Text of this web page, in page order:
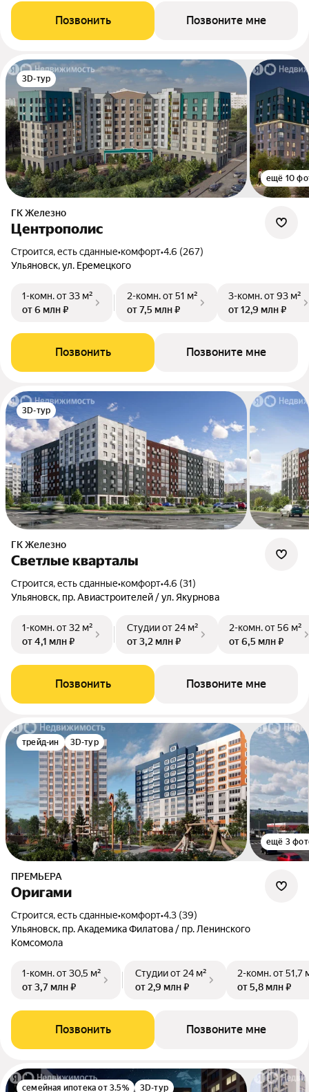
Позвонить Позвоните мне
3D-тур
ещё 10
ГК Железно
Центрополис
Строится, есть сданные•комфорт•4.6 (267)
Ульяновск, ул. Еремецкого
1-комн.от 33 м²
от 6 млн ₽
2-комн.от 51 м²
от 7,5 млн ₽
3-комн.от 93 м²
от 12,9 млн ₽
Позвонить Позвоните мне
3D-тур
ГК Железно
Светлые кварталы
Строится, есть сданные•комфорт•4.6 (31)
Ульяновск, пр. Авиастроителей / ул. Якурнова
1-комн.от 32 м²
от 4,1 млн ₽
Студииот 24 м²
от 3,2 млн ₽
2-комн.от 56 м²
от 6,5 млн ₽
Позвонить Позвоните мне
трейд-ин 3D-тур
ещё 3
ПРЕМЬЕРА
Оригами
Строится, есть сданные•комфорт•4.3 (39)
Ульяновск, пр. Академика Филатова / пр. Ленинского
Комсомола
1-комн.от 30,5 м²
от 3,7 млн ₽
Студииот 24 м²
от 2,9 млн ₽
2-комн.от 51,7
от 5,8 млн ₽
Позвонить Позвоните мне
семейная ипотека от 3.5% 3D-тур